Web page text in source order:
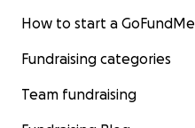
How to start a GoFundMe
Fundraising categories
Team fundraising